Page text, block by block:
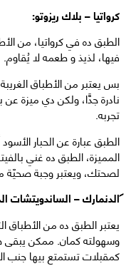
كرواتيا – بلاك ريزوتو:
الطبق ده في كرواتيا، من
فيها، لذيذ و طعمه لا يُقاوم.
بس يعتبر من الأطباق
نادرة جدًّا، ولكن دي ميزة عن
تجربه.
الطبق عبارة عن الحبار
المميزة، الطبق ده غني
لصحتك، ويعتبر وجبة صحيّة
الدنمارك – الساندويتشات
يعتبر الطبق ده من الأطباق
وسهولته كمان. ممكن
كمقبلات تستمتع بيها جنب